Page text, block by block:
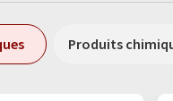
Produits